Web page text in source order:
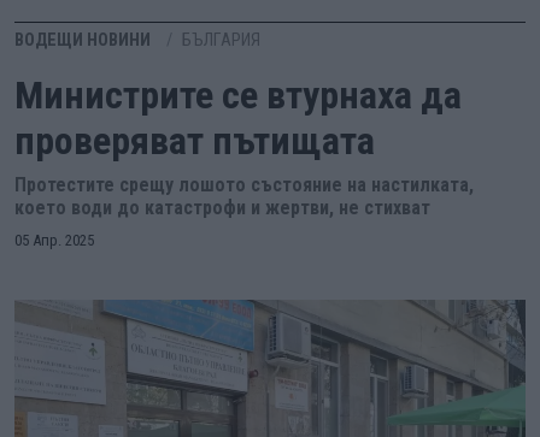
ВОДЕЩИ НОВИНИ БЪЛГАРИЯ
Министрите се втурнаха да
проверяват пътищата
Протестите срещу лошото състояние на настилката,
което води до катастрофи и жертви, не стихват
05 Апр. 2025